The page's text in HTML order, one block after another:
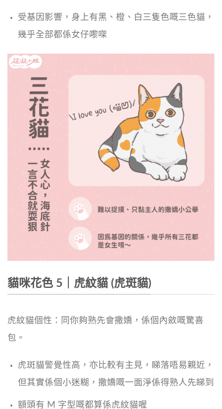
受基因影響，身上有黑、橙、白三隻色嘅三色貓，
幾乎全部都係女仔嚟㗎
貓咪花色 5｜虎紋貓 (虎斑貓)
虎紋貓個性：同你夠熟先會撒嬌，係個內斂嘅驚喜
包。
虎斑貓警覺性高，亦比較有主見，睇落唔易親近，
但其實係個小迷糊，撒嬌嘅一面淨係得熟人先睇到
額頭有 M 字型嘅都算係虎紋貓喔